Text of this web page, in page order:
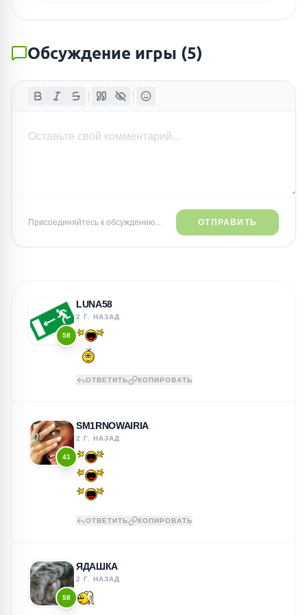
Обсуждение игры (5)
Присоединяйтесь к обсуждению... ОТПРАВИТЬ
58
LUNA58
2 Г. НАЗАД
ОТВЕТИТЬ КОПИРОВАТЬ
41
SM1RNOWAIRIA
2 Г. НАЗАД
ОТВЕТИТЬ КОПИРОВАТЬ
58
ЯДАШКА
2 Г. НАЗАД